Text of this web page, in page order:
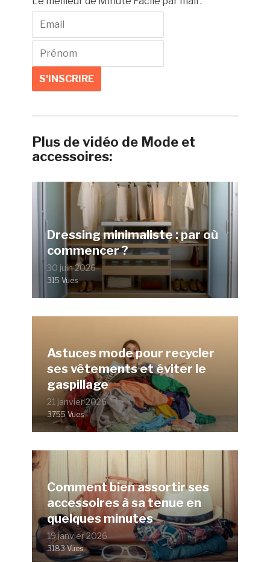
Plus de vidéo de Mode et
accessoires:
Dressing minimaliste : par où
commencer ?
30 juin 2026
315 Vues
Astuces mode pour recycler
ses vêtements et éviter le
gaspillage
21 janvier 2026
3755 Vues
Comment bien assortir ses
accessoires à sa tenue en
quelques minutes
19 janvier 2026
3183 Vues